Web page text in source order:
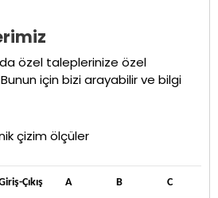
özel taleplerinize özel
için bizi arayabilir ve bilgi
Çıkış A B C